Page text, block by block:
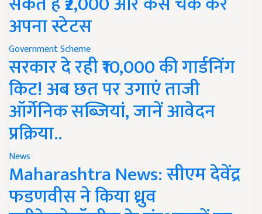
अपना स्टेटस
Government Scheme
सरकार दे रही ₹10,000 की गार्डनिंग
किट! अब छत पर उगाएं ताजी
ऑर्गेनिक सब्जियां, जानें आवेदन
प्रक्रिया..
News
Maharashtra News: सीएम देवेंद्र
फडणवीस ने किया ध्रुव